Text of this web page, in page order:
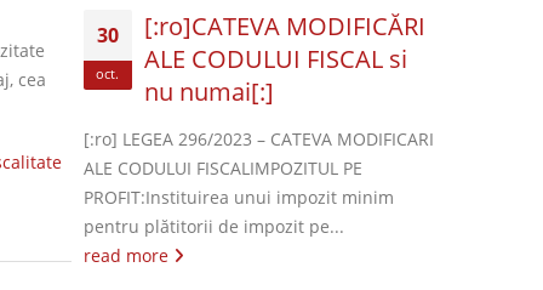
cea
30
oct.
[:ro]CATEVA MODIFICĂRI
ALE CODULUI FISCAL si
nu numai[:]
[:ro] LEGEA 296/2023 – CATEVA MODIFICARI
ALE CODULUI FISCALIMPOZITUL PE
PROFIT:Instituirea unui impozit minim
pentru plătitorii de impozit pe...
read more